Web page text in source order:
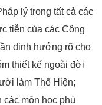
lý trong tất cả các
tiễn của các Công
định hướng rõ cho
thiết kế ngoài đời
làm Thể Hiện;
các môn học phù